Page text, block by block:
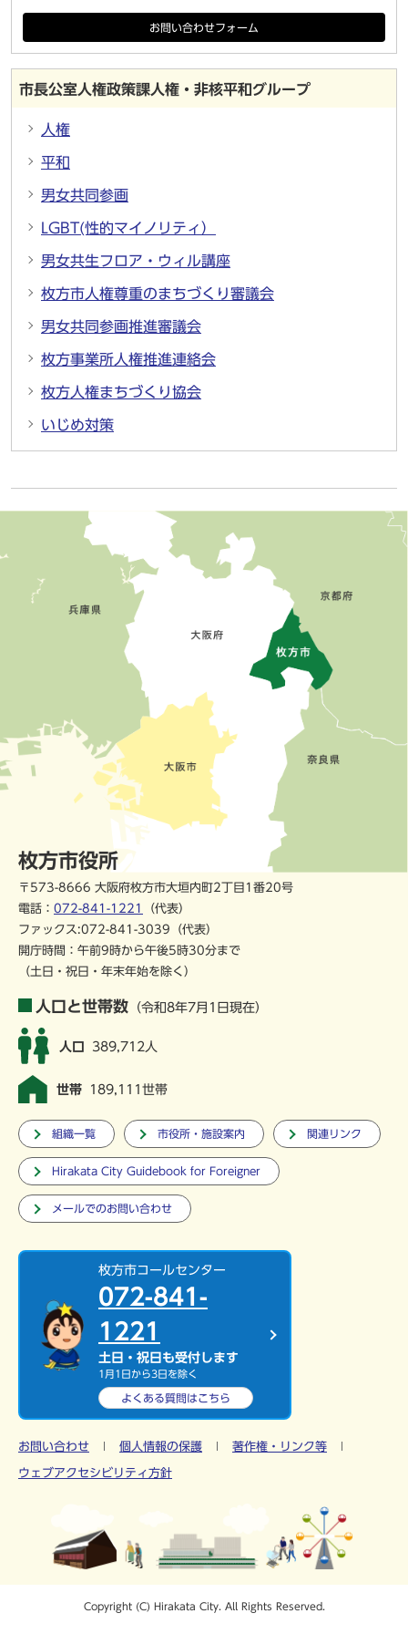
お問い合わせフォーム
市長公室人権政策課人権・非核平和グループ
人権
平和
男女共同参画
LGBT(性的マイノリティ）
男女共生フロア・ウィル講座
枚方市人権尊重のまちづくり審議会
男女共同参画推進審議会
枚方事業所人権推進連絡会
枚方人権まちづくり協会
いじめ対策
枚方市役所
〒573-8666 大阪府枚方市大垣内町2丁目1番20号
電話： 072-841-1221
（代表）
ファックス:072-841-3039（代表）
開庁時間：午前9時から午後5時30分まで
（土日・祝日・年末年始を除く）
人口と世帯数 （令和8年7月1日現在）
人口 389,712人
世帯 189,111世帯
組織一覧 市役所・施設案内 関連リンク
Hirakata City Guidebook for Foreigner
メールでのお問い合わせ
枚方市コールセンター
072-841-
1221
土日・祝日も受付します
1月1日から3日を除く
よくある質問はこちら
お問い合わせ 個人情報の保護 著作権・リンク等
ウェブアクセシビリティ方針
Copyright (C) Hirakata City. All Rights Reserved.